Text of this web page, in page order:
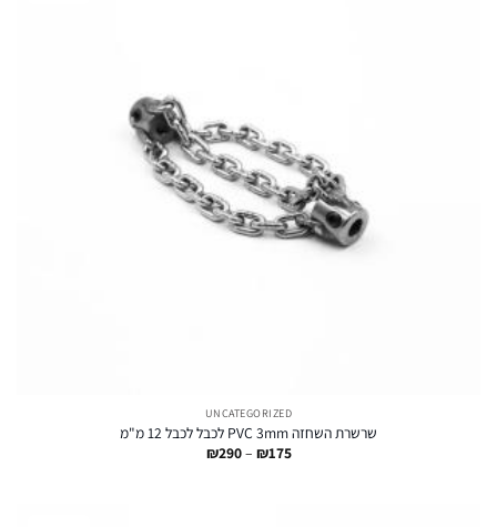
UNCATEGORIZED
שרשרת השחזה PVC 3mm לכבל לכבל 12 מ"מ
₪175
–
₪290 טווח